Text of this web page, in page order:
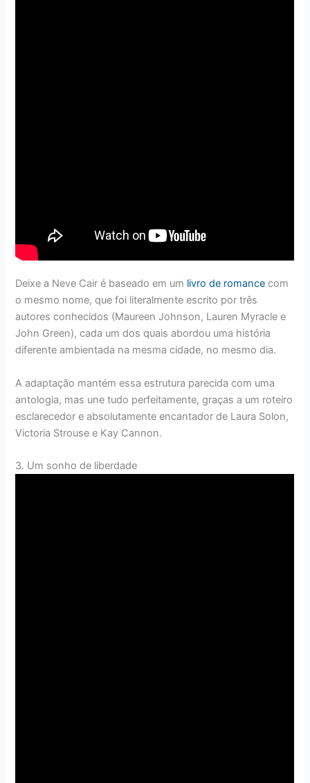
Deixe a Neve Cair é baseado em um livro de romance com
o mesmo nome, que foi literalmente escrito por três
autores conhecidos (Maureen Johnson, Lauren Myracle e
John Green), cada um dos quais abordou uma história
diferente ambientada na mesma cidade, no mesmo dia.
A adaptação mantém essa estrutura parecida com uma
antologia, mas une tudo perfeitamente, graças a um roteiro
esclarecedor e absolutamente encantador de Laura Solon,
Victoria Strouse e Kay Cannon.
3. Um sonho de liberdade